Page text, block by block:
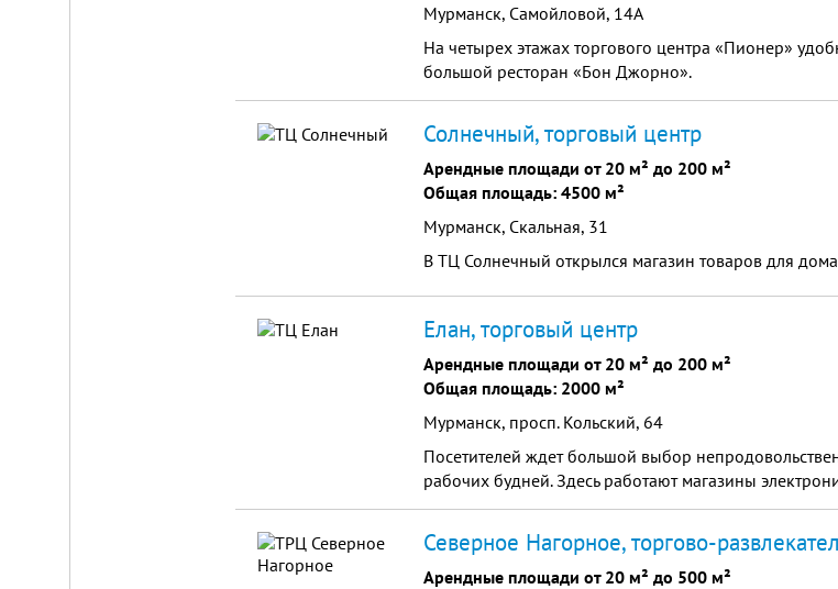
Мурманск, Самойловой, 14А
На четырех этажах торгового центра «Пионер»
большой ресторан «Бон Джорно».
Солнечный, торговый центр
Арендные площади от 20 м² до 200 м²
Общая площадь: 4500 м²
Мурманск, Скальная, 31
В ТЦ Солнечный открылся магазин товаров для
Елан, торговый центр
Арендные площади от 20 м² до 200 м²
Общая площадь: 2000 м²
Мурманск, просп. Кольский, 64
Посетителей ждет большой выбор
рабочих будней. Здесь работают магазины
Северное Нагорное, торгово-
Арендные площади от 20 м² до 500 м²